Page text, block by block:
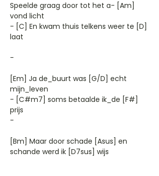
Speelde graag door tot het a- [Am]
vond licht
- [C] En kwam thuis telkens weer te [D]
laat
-
[Em] Ja de_buurt was [G/D] echt
mijn_leven
- [C#m7] soms betaalde ik_de [F#]
prijs
-
[Bm] Maar door schade [Asus] en
schande werd ik [D7sus] wijs